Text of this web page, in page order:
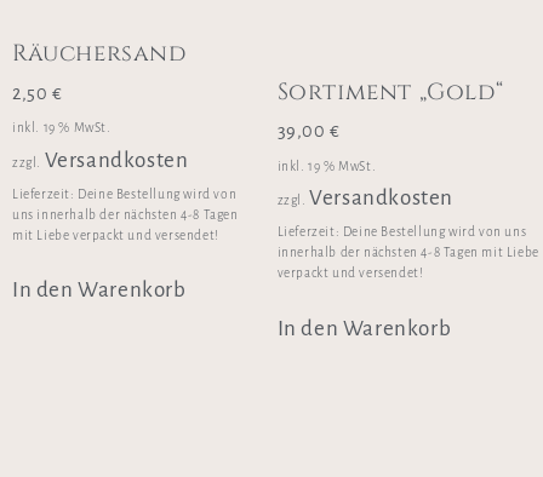
Räuchersand
2,50 €
inkl. 19 % MwSt.
zzgl. Versandkosten
Lieferzeit: Deine Bestellung wird von
uns innerhalb der nächsten 4-8 Tagen
mit Liebe verpackt und versendet!
In den Warenkorb
Sortiment „Gold“
39,00€
inkl. 19 % MwSt.
zzgl. Versandkosten
Lieferzeit: Deine Bestellung wird von uns
innerhalb der nächsten 4-8 Tagen mit Liebe
verpackt und versendet!
In den Warenkorb